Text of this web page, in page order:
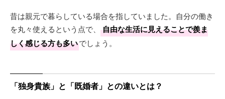
昔は親元で暮らしている場合を指していました。自分の働き
を丸々使えるという点で、
自由な生活に見えることで羨ま
しく感じる方も多いでしょう。
「独身貴族」と「既婚者」との違いとは？